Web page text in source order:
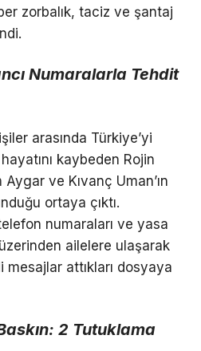
zorbalık, taciz ve şantaj
Numaralarla Tehdit
arasında Türkiye’yi
kaybeden Rojin
ve Kıvanç Uman’ın
ortaya çıktı.
numaraları ve yasa
üzerinden ailelere ulaşarak
attıkları dosyaya
2 Tutuklama